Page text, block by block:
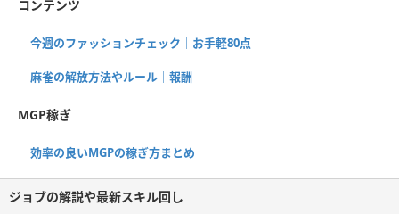
コンテンツ
今週のファッションチェック｜お手軽80点
麻雀の解放方法やルール｜報酬
MGP稼ぎ
効率の良いMGPの稼ぎ方まとめ
ジョブの解説や最新スキル回し